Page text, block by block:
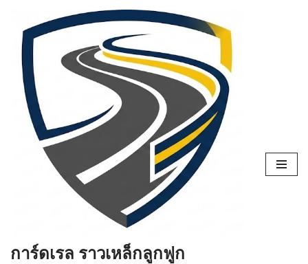
Skip
content
การ์ดเรล ราวเหล็กลูกฟูก